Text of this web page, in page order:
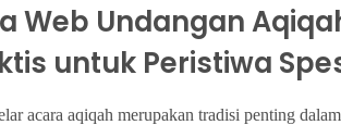
Web Undangan
untuk Peristiwa
acara aqiqah merupakan tradisi penting